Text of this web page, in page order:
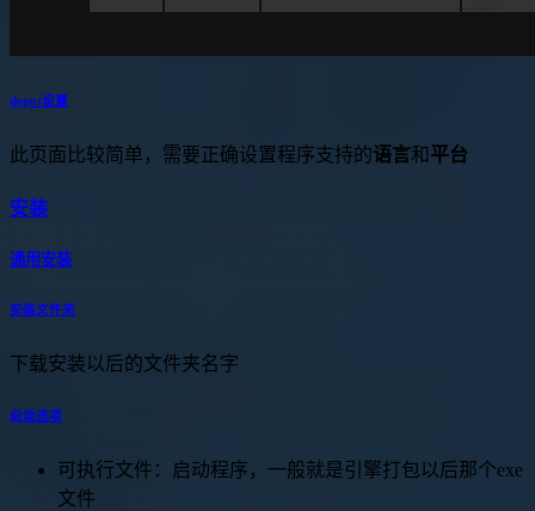
depot设置
此页面比较简单，需要正确设置程序支持的语言和 平台
安装
通用安装
安装文件夹
下载安装以后的文件夹名字
启动选项
可执行文件：启动程序，一般就是引擎打包以后那个exe
文件